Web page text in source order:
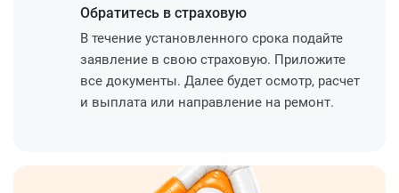
Обратитесь в страховую
В течение установленного срока подайте
заявление в свою страховую. Приложите
все документы. Далее будет осмотр, расчет
и выплата или направление на ремонт.